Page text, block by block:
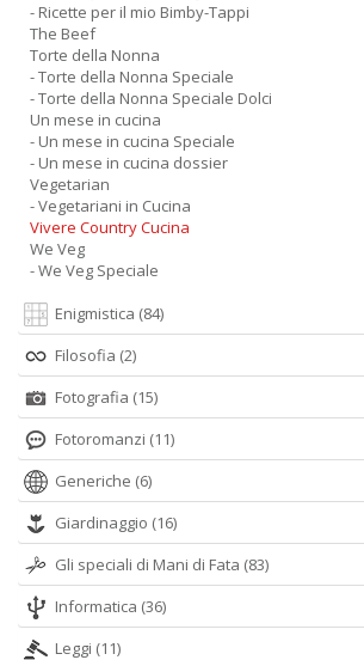
- Ricette per il mio Bimby-Tappi
The Beef
Torte della Nonna
- Torte della Nonna Speciale
- Torte della Nonna Speciale Dolci
Un mese in cucina
- Un mese in cucina Speciale
- Un mese in cucina dossier
Vegetarian
- Vegetariani in Cucina
Vivere Country Cucina
We Veg
- We Veg Speciale
Enigmistica (84)
Filosofia (2)
Fotografia (15)
Fotoromanzi (11)
Generiche (6)
Giardinaggio (16)
Gli speciali di Mani di Fata (83)
Informatica (36)
Leggi (11)